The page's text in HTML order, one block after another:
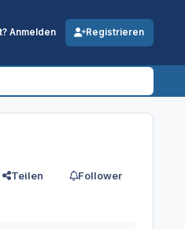
Anmelden Registrieren
Teilen Follower